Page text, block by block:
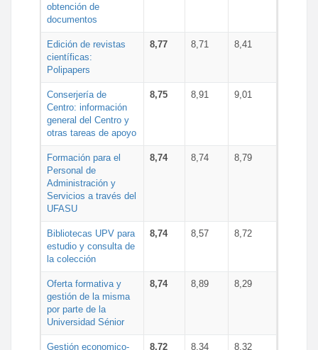
obtención de
documentos
Edición de revistas
científicas:
Polipapers
8,77 8,71 8,41
Conserjería de
Centro: información
general del Centro y
otras tareas de apoyo
8,75 8,91 9,01
Formación para el
Personal de
Administración y
Servicios a través del
UFASU
8,74 8,74 8,79
Bibliotecas UPV para
estudio y consulta de
la colección
8,74 8,57 8,72
Oferta formativa y
gestión de la misma
por parte de la
Universidad Sénior
8,74 8,89 8,29
Gestión economico- 8,72 8,34 8,32